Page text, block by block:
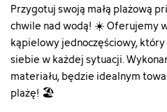
Przygotuj swoją małą plażową
chwile nad wodą! ☀️ Oferujemy
kąpielowy jednoczęściowy,
siebie w każdej sytuacji.
materiału, będzie idealnym
plażę! 🏖️